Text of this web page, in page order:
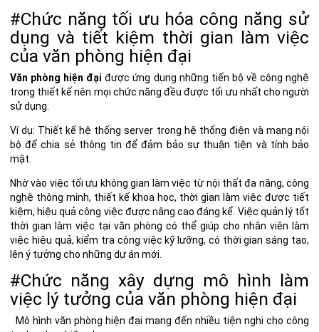
#Chức năng tối ưu hóa công năng sử
dụng và tiết kiệm thời gian làm việc
của văn phòng hiện đại
Văn phòng hiện đại được ứng dụng những tiến bộ về công nghệ
trong thiết kế nên mọi chức năng đều được tối ưu nhất cho người
sử dụng.
Ví dụ: Thiết kế hệ thống server trong hệ thống điện và mạng nội
bộ để chia sẻ thông tin để đảm bảo sự thuận tiện và tính bảo
mật.
Nhờ vào việc tối ưu không gian làm việc từ nội thất đa năng, công
nghệ thông minh, thiết kế khoa học, thời gian làm việc được tiết
kiệm, hiệu quả công việc được nâng cao đáng kể. Việc quản lý tốt
thời gian làm việc tại văn phòng có thể giúp cho nhân viên làm
việc hiệu quả, kiểm tra công việc kỹ lưỡng, có thời gian sáng tạo,
lên ý tưởng cho những dự án mới.
#Chức năng xây dựng mô hình làm
việc lý tưởng của văn phòng hiện đại
Mô hình văn phòng hiện đại mang đến nhiều tiện nghi cho công